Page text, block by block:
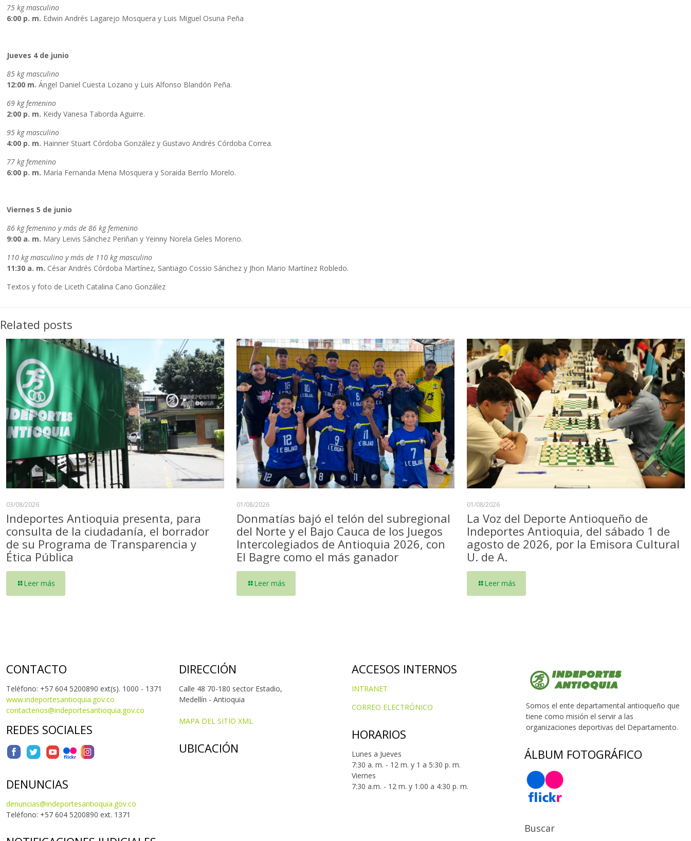
75 kg masculino
6:00 p. m. Edwin Andrés Lagarejo Mosquera y Luis Miguel Osuna Peña
Jueves 4 de junio
85 kg masculino
12:00 m. Ángel Daniel Cuesta Lozano y Luis Alfonso Blandón Peña.
69 kg femenino
2:00 p. m. Keidy Vanesa Taborda Aguirre.
95 kg masculino
4:00 p. m. Hainner Stuart Córdoba González y Gustavo Andrés Córdoba Correa.
77 kg femenino
6:00 p. m. María Fernanda Mena Mosquera y Soraida Berrío Morelo.
Viernes 5 de junio
86 kg femenino y más de 86 kg femenino
9:00 a. m. Mary Leivis Sánchez Periñan y Yeinny Norela Geles Moreno.
110 kg masculino y más de 110 kg masculino
11:30 a. m. César Andrés Córdoba Martínez, Santiago Cossio Sánchez y Jhon Mario Martínez Robledo.
Textos y foto de Liceth Catalina Cano González
Related posts
03/08/2026
Indeportes Antioquia presenta, para
consulta de la ciudadanía, el borrador
de su Programa de Transparencia y
Ética Pública
Leer más
01/08/2026
Donmatías bajó el telón del subregional
del Norte y el Bajo Cauca de los Juegos
Intercolegiados de Antioquia 2026, con
El Bagre como el más ganador
Leer más
01/08/2026
La Voz del Deporte Antioqueño de
Indeportes Antioquia, del sábado 1 de
agosto de 2026, por la Emisora Cultural
U. de A.
Leer más
CONTACTO
Teléfono: +57 604 5200890 ext(s). 1000 - 1371
www.indeportesantioquia.gov.co
contactenos@indeportesantioquia.gov.co
REDES SOCIALES
DENUNCIAS
denuncias@indeportesantioquia.gov.co
Teléfono: +57 604 5200890 ext. 1371
DIRECCIÓN
Calle 48 70-180 sector Estadio,
Medellín - Antioquia
MAPA DEL SITIO XML
UBICACIÓN
ACCESOS INTERNOS
INTRANET
CORREO ELECTRÓNICO
HORARIOS
Lunes a Jueves
7:30 a. m. - 12 m. y 1 a 5:30 p. m.
Viernes
7:30 a.m. - 12 m. y 1:00 a 4:30 p. m.
Somos el ente departamental antioqueño que
tiene como misión el servir a las
organizaciones deportivas del Departamento.
ÁLBUM FOTOGRÁFICO
Buscar